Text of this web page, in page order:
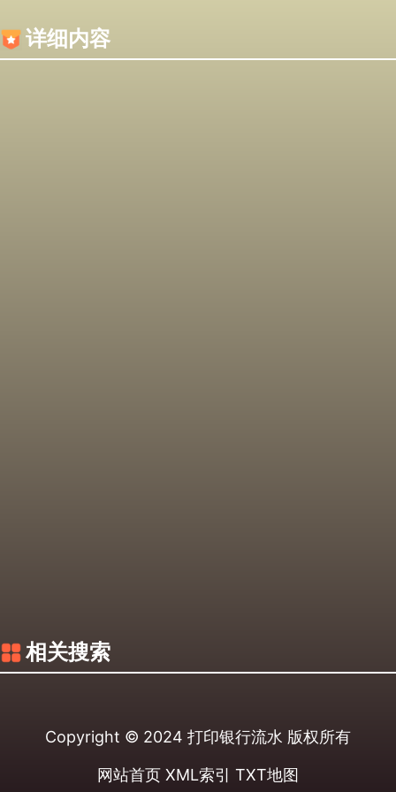
详细内容
相关搜索
Copyright © 2024 打印银行流水 版权所有
网站首页 XML索引 TXT地图